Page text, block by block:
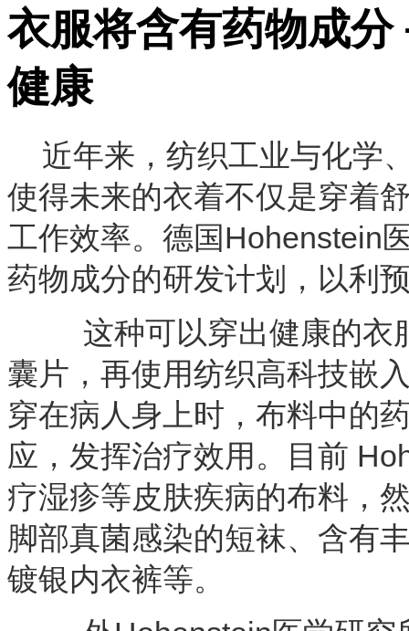
衣服将含有药物成
健康
近年来，纺织工业与化学
使得未来的衣着不仅是穿着
工作效率。德国Hohenstein
药物成分的研发计划，以利
这种可以穿出健康的衣
囊片，再使用纺织高科技嵌
穿在病人身上时，布料中的
应，发挥治疗效用。目前
疗湿疹等皮肤疾病的布料，
脚部真菌感染的短袜、含有
镀银内衣裤等。